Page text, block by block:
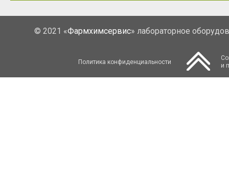
© 2021 «Фармхимсервис» лабораторное
Политика конфиденциальности
и